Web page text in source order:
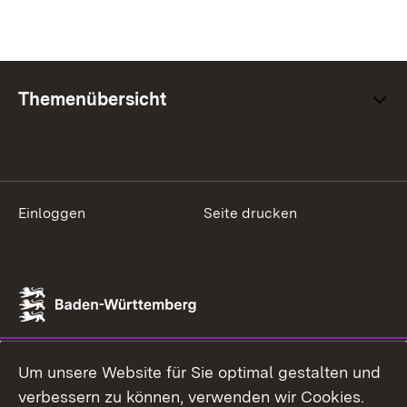
Themenübersicht
Einloggen Seite drucken
Um unsere Website für Sie optimal gestalten und
verbessern zu können, verwenden wir Cookies.